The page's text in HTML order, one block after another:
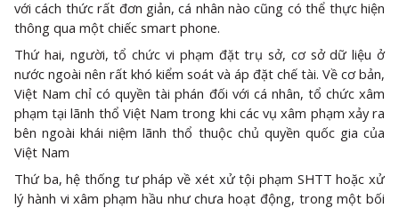
với cách thức rất đơn giản, cá nhân nào cũng có thể thực hiện
thông qua một chiếc smart phone.
Thứ hai, người, tổ chức vi phạm đặt trụ sở, cơ sở dữ liệu ở
nước ngoài nên rất khó kiểm soát và áp đặt chế tài. Về cơ bản,
Việt Nam chỉ có quyền tài phán đối với cá nhân, tổ chức xâm
phạm tại lãnh thổ Việt Nam trong khi các vụ xâm phạm xảy ra
bên ngoài khái niệm lãnh thổ thuộc chủ quyền quốc gia của
Việt Nam
Thứ ba, hệ thống tư pháp về xét xử tội phạm SHTT hoặc xử
lý hành vi xâm phạm hầu như chưa hoạt động, trong một bối